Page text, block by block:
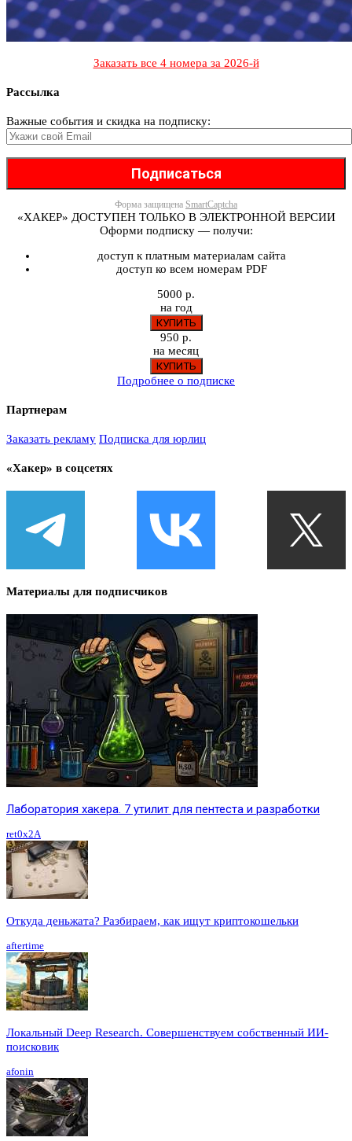
Заказать все 4 номера за 2026-й
Рассылка
Важные события и скидка на подписку:
Форма защищена SmartCaptcha
«ХАКЕР» ДОСТУПЕН ТОЛЬКО В ЭЛЕКТРОННОЙ ВЕРСИИ
Оформи подписку — получи:
доступ к платным материалам сайта
доступ ко всем номерам PDF
5000 р.
на год
950 р.
на месяц
Подробнее о подписке
Партнерам
Заказать рекламу Подписка для юрлиц
«Хакер» в соцсетях
Материалы для подписчиков
Лаборатория хакера. 7 утилит для пентеста и разработки
ret0x2A
Откуда деньжата? Разбираем, как ищут криптокошельки
aftertime
Локальный Deep Research. Совершенствуем собственный ИИ-
поисковик
afonin